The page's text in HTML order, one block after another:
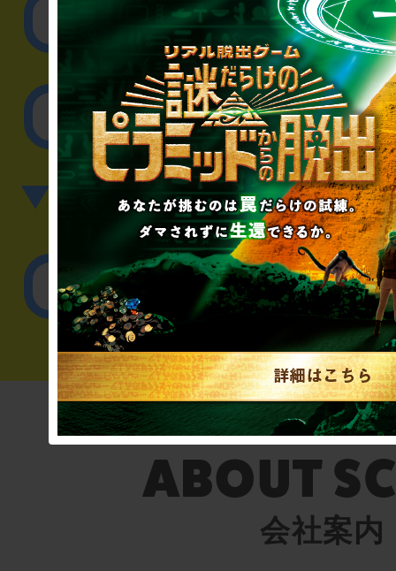
取材に関するお
その他のご相談／
▼英語、中国語でのお問
English／
会社案内